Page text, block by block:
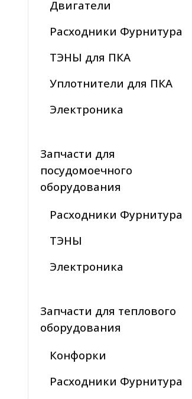
Двигатели
Расходники Фурнитура
ТЭНЫ для ПКА
Уплотнители для ПКА
Электроника
Запчасти для
посудомоечного
оборудования
Расходники Фурнитура
ТЭНЫ
Электроника
Запчасти для теплового
оборудования
Конфорки
Расходники Фурнитура